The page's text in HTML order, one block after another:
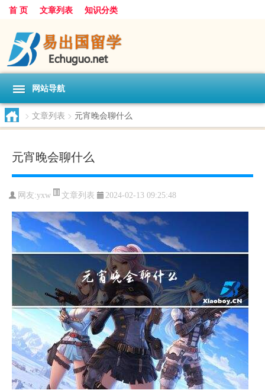
首 页 文章列表 知识分类
网站导航
> 文章列表 > 元宵晚会聊什么
元宵晚会聊什么
网友:yxw 文章列表 2024-02-13 09:25:48